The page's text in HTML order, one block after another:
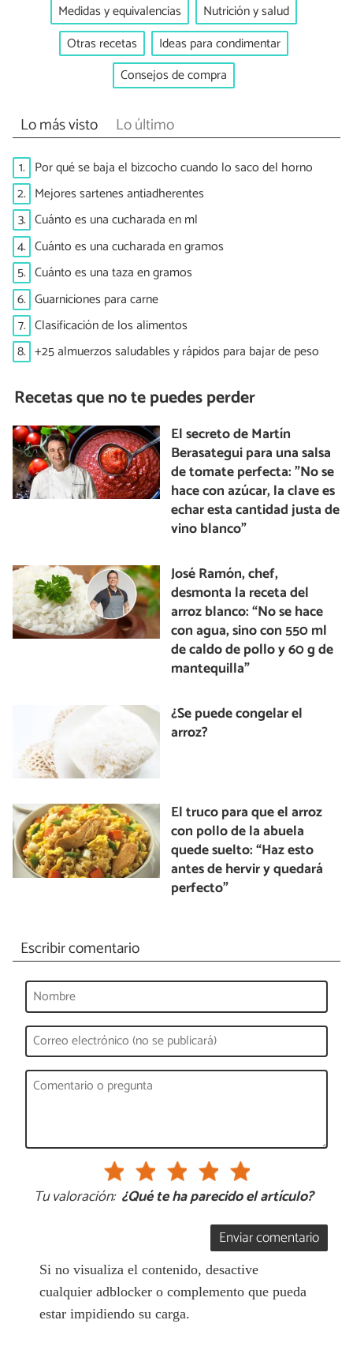
Medidas y equivalencias
Nutrición y salud
Otras recetas
Ideas para condimentar
Consejos de compra
Lo más visto Lo último
1. Por qué se baja el bizcocho cuando lo saco del horno
2. Mejores sartenes antiadherentes
3. Cuánto es una cucharada en ml
4. Cuánto es una cucharada en gramos
5. Cuánto es una taza en gramos
6. Guarniciones para carne
7. Clasificación de los alimentos
8. +25 almuerzos saludables y rápidos para bajar de peso
Recetas que no te puedes perder
El secreto de Martín
Berasategui para una salsa
de tomate perfecta: "No se
hace con azúcar, la clave es
echar esta cantidad justa de
vino blanco"
José Ramón, chef,
desmonta la receta del
arroz blanco: “No se hace
con agua, sino con 550 ml
de caldo de pollo y 60 g de
mantequilla”
¿Se puede congelar el
arroz?
El truco para que el arroz
con pollo de la abuela
quede suelto: “Haz esto
antes de hervir y quedará
perfecto”
Escribir comentario
Tu valoración: ¿Qué te ha parecido el artículo?
Enviar comentario
Si no visualiza el contenido, desactive
cualquier adblocker o complemento que pueda
estar impidiendo su carga.